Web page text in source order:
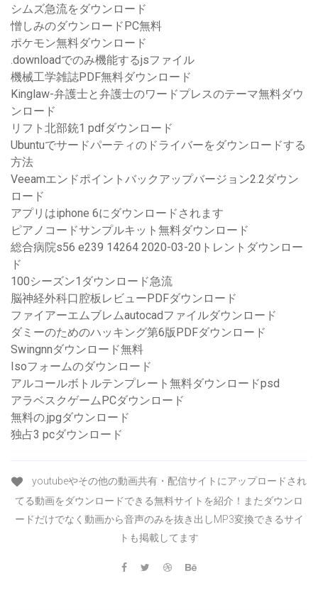
シムズ急流をダウンロード
憎しみのダウンロードPC無料
ポケモン無料ダウンロード
.downloadでのみ機能するjsファイル
機械工学雑誌PDF無料ダウンロード
Kinglaw-弁護士と弁護士のワードプレスのテーマ無料ダウ
ンロード
リフト北部銃1 pdfダウンロード
Ubuntuでサードパーティのドライバーをダウンロードする
方法
Veeamエンドポイントバックアップバージョン2.2ダウン
ロード
アプリはiphone 6にダウンロードされます
ピアノコードサンプルキット無料ダウンロード
総合病院s56 e239 14264 2020-03-20トレントダウンロー
ド
100シーズン1ダウンロード急流
脳神経外科口腔板レビューPDFダウンロード
ファイアーエムブレムautocadファイルダウンロード
ダミーのためのハッキング第6版PDFダウンロード
Swingnnダウンロード無料
Isoフォームのダウンロード
アルコールボトルテンプレート無料ダウンロードpsd
アラベスクゲームPCダウンロード
無料の.jpgダウンロード
独占3 pcダウンロード
youtubeやその他の動画共有・配信サイトにアップロードされ
てる動画をダウンロードできる無料サイトを紹介！またダウンロ
ードだけでなく動画から音声のみを抜き出しMP3変換できるサイ
トも掲載してます